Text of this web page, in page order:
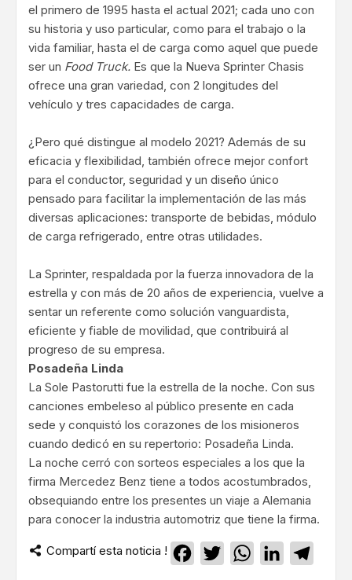
el primero de 1995 hasta el actual 2021; cada uno con
su historia y uso particular, como para el trabajo o la
vida familiar, hasta el de carga como aquel que puede
ser un Food Truck. Es que la Nueva Sprinter Chasis
ofrece una gran variedad, con 2 longitudes del
vehículo y tres capacidades de carga.
¿Pero qué distingue al modelo 2021? Además de su
eficacia y flexibilidad, también ofrece mejor confort
para el conductor, seguridad y un diseño único
pensado para facilitar la implementación de las más
diversas aplicaciones: transporte de bebidas, módulo
de carga refrigerado, entre otras utilidades.
La Sprinter, respaldada por la fuerza innovadora de la
estrella y con más de 20 años de experiencia, vuelve a
sentar un referente como solución vanguardista,
eficiente y fiable de movilidad, que contribuirá al
progreso de su empresa.
Posadeña Linda
La Sole Pastorutti fue la estrella de la noche. Con sus
canciones embeleso al público presente en cada
sede y conquistó los corazones de los misioneros
cuando dedicó en su repertorio: Posadeña Linda.
La noche cerró con sorteos especiales a los que la
firma Mercedez Benz tiene a todos acostumbrados,
obsequiando entre los presentes un viaje a Alemania
para conocer la industria automotriz que tiene la firma.
Compartí esta noticia ! Facebook
TwitterWhatsApp
LinkedIn